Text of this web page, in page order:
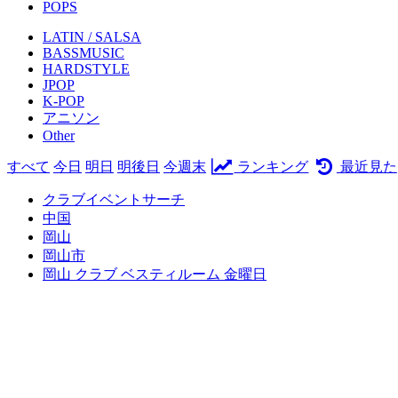
POPS
LATIN / SALSA
BASSMUSIC
HARDSTYLE
JPOP
K-POP
アニソン
Other
すべて 今日 明日 明後日 今週末 ランキング 最近見た
クラブイベントサーチ
中国
岡山
岡山市
岡山 クラブ ベスティルーム 金曜日